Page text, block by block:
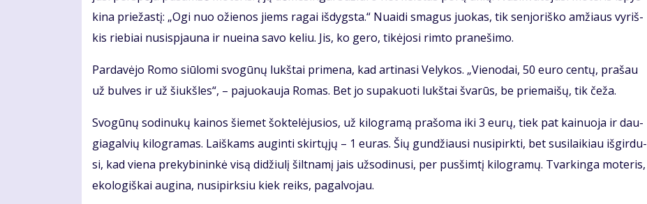
ki­na prie­žas­tį: „Ogi nuo ožie­nos jiems ra­gai iš­dygs­ta.“ Nu­ai­di sma­gus juo­kas, tik sen­jo­riš­ko am­žiaus vy­riš­
kis rie­biai nu­si­spjau­na ir nu­ei­na sa­vo ke­liu. Jis, ko ge­ro, ti­kė­jo­si rim­to pra­ne­ši­mo.
Par­da­vė­jo Ro­mo siū­lo­mi svo­gū­nų lukš­tai pri­me­na, kad ar­ti­na­si Ve­ly­kos. „Vie­no­dai, 50 eu­ro cen­tų, pra­šau
už bul­ves ir už šiukš­les“, – pa­juo­kau­ja Ro­mas. Bet jo su­pa­kuo­ti lukš­tai šva­rūs, be prie­mai­šų, tik če­ža.
Svo­gū­nų so­di­nu­kų kai­nos šie­met šok­te­lė­ju­sios, už ki­log­ra­mą pra­šo­ma iki 3 eu­rų, tiek pat kai­nuo­ja ir dau­
gia­gal­vių ki­log­ra­mas. Laiš­kams au­gin­ti skir­tų­jų – 1 eu­ras. Šių gun­džiau­si nu­si­pirk­ti, bet su­si­lai­kiau iš­gir­du­
si, kad vie­na pre­ky­bi­nin­kė vi­są di­džiu­lį šilt­na­mį jais už­so­di­nu­si, per pus­šim­tį ki­log­ra­mų. Tvar­kin­ga mo­te­ris,
eko­lo­giš­kai au­gi­na, nu­si­pirk­siu kiek reiks, pa­gal­vo­jau.